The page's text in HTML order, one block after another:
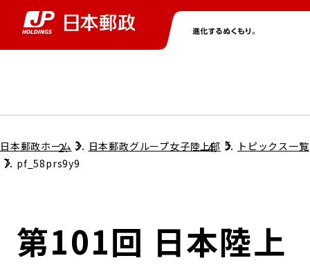
グループ情報トップ
コンプライアンス
株主・投資家情報トップ
個人投資家のみなさまへ
ニューストップ
サステナビリティトップ
担当役員メッセージ
採用情報トップ
日本郵政ホーム 日本郵政グループ女子陸上部
トピックス一覧
pf_58prs9y9
第101回 日本陸上